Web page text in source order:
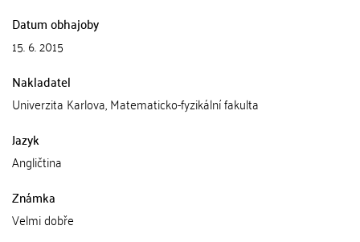
Datum obhajoby
15. 6. 2015
Nakladatel
Univerzita Karlova, Matematicko-fyzikální fakulta
Jazyk
Angličtina
Známka
Velmi dobře